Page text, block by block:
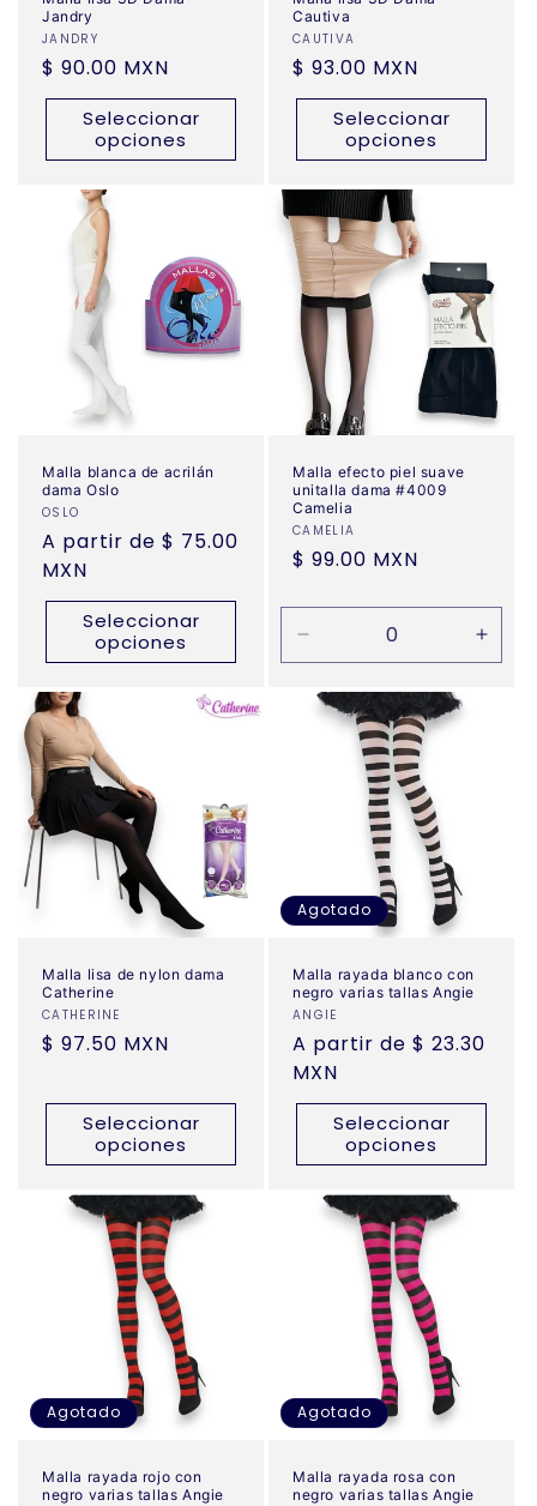
Jandry
Proveedor:
JANDRY
Precio
habitual
$ 90.00 MXN
Seleccionar
opciones
Cautiva
Proveedor:
CAUTIVA
Precio
habitual
$ 93.00 MXN
Seleccionar
opciones
Malla blanca de acrilán
dama Oslo
Proveedor:
OSLO
Precio
habitual
A partir de $ 75.00
MXN
Seleccionar
opciones
Malla efecto piel suave
unitalla dama #4009
Camelia
Proveedor:
CAMELIA
Precio
$ 99.00 MXN
cantidad
para
Default
Malla lisa de nylon dama
Catherine
Proveedor:
CATHERINE
Precio
$ 97.50 MXN
Seleccionar
opciones
Agotado
Malla rayada blanco con
negro varias tallas Angie
Proveedor:
ANGIE
Precio
habitual
A partir de $ 23.30
MXN
Seleccionar
opciones
Agotado
Malla rayada rojo con
negro varias tallas Angie
Agotado
Malla rayada rosa con
negro varias tallas Angie